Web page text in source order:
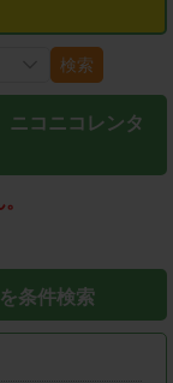
検索
ニコニコレンタ
条件検索